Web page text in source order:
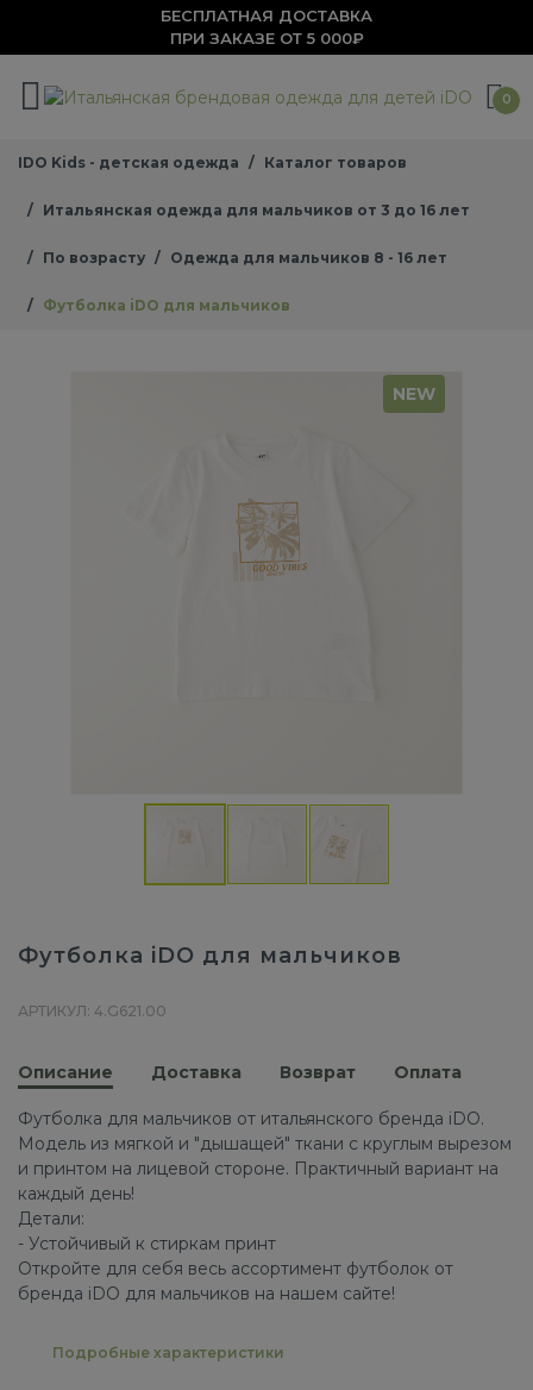
БЕСПЛАТНАЯ ДОСТАВКА
ПРИ ЗАКАЗЕ ОТ 5 000₽
0
IDO Kids - детская одежда Каталог товаров
Итальянская одежда для мальчиков от 3 до 16 лет
По возрасту Одежда для мальчиков 8 - 16 лет
Футболка iDO для мальчиков
NEW
Футболка iDO для мальчиков
АРТИКУЛ: 4.G621.00
Описание Доставка Возврат Оплата
Футболка для мальчиков от итальянского бренда iDO.
Модель из мягкой и "дышащей" ткани с круглым вырезом
и принтом на лицевой стороне. Практичный вариант на
каждый день!
Детали:
- Устойчивый к стиркам принт
Откройте для себя весь ассортимент футболок от
бренда iDO для мальчиков на нашем сайте!
Подробные характеристики